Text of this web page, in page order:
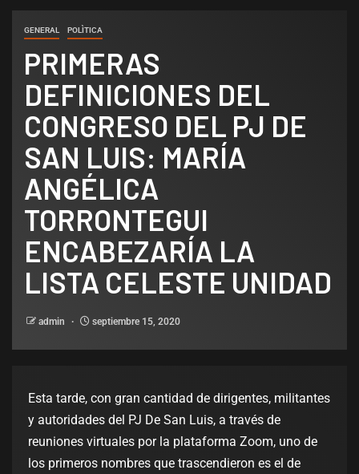
GENERAL POLÌTICA
PRIMERAS
DEFINICIONES DEL
CONGRESO DEL PJ DE
SAN LUIS: MARÍA
ANGÉLICA
TORRONTEGUI
ENCABEZARÍA LA
LISTA CELESTE UNIDAD
admin septiembre 15, 2020
Esta tarde, con gran cantidad de dirigentes, militantes
y autoridades del PJ De San Luis, a través de
reuniones virtuales por la plataforma Zoom, uno de
los primeros nombres que trascendieron es el de